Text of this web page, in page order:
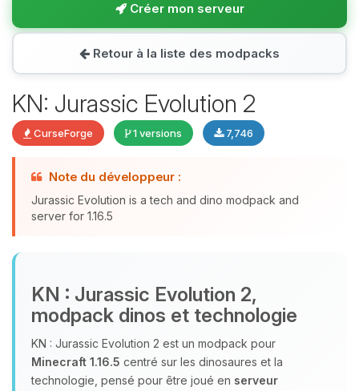
Créer mon serveur
Retour à la liste des modpacks
KN: Jurassic Evolution 2
CurseForge 1 versions 7,746
Note du développeur :
Jurassic Evolution is a tech and dino modpack and
server for 1.16.5
KN : Jurassic Evolution 2,
modpack dinos et technologie
KN : Jurassic Evolution 2 est un modpack pour
Minecraft 1.16.5 centré sur les dinosaures et la
technologie, pensé pour être joué en serveur
Youpi, enfin quelqu’un pour me
parler ! Moi c’est Choupy, ton petit
assistant BoxToPlay. Dis-moi ce dont
tu as besoin et je vais remuer mes